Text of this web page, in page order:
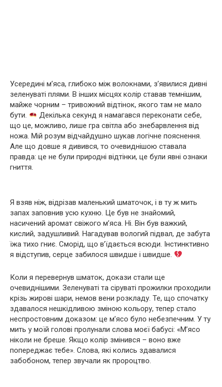
Усередині м’яса, глибоко між волокнами, з’явилися дивні
зеленуваті плями. В інших місцях колір ставав темнішим,
майже чорним – тривожний відтінок, якого там не мало
бути.
Декілька секунд я намагався переконати себе,
що це, можливо, лише гра світла або знебарвлення від
ножа. Мій розум відчайдушно шукав логічне пояснення.
Але що довше я дивився, то очевиднішою ставала
правда: це не були природні відтінки, це були явні ознаки
гниття.
Я взяв ніж, відрізав маленький шматочок, і в ту ж мить
запах заповнив усю кухню. Це був не знайомий,
насичений аромат свіжого м’яса. Ні. Він був важкий,
кислий, задушливий. Нагадував вологий підвал, де забута
їжа тихо гниє. Сморід, що в’їдається всюди. Інстинктивно
я відступив, серце забилося швидше і швидше.
Коли я перевернув шматок, докази стали ще
очевиднішими. Зеленуваті та сіруваті прожилки проходили
крізь жирові шари, немов вени розкладу. Те, що спочатку
здавалося нешкідливою зміною кольору, тепер стало
неспростовним доказом: це м’ясо було небезпечним. У ту
мить у моїй голові пролунали слова моєї бабусі: «М’ясо
ніколи не бреше. Якщо колір змінився – воно вже
попереджає тебе». Слова, які колись здавалися
забобоном, тепер звучали як пророцтво.